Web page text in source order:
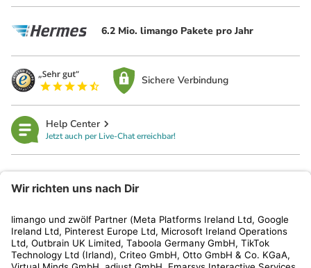
6.2 Mio. limango Pakete pro Jahr
Sichere Verbindung
Help Center
Jetzt auch per Live-Chat erreichbar!
Kundenservice